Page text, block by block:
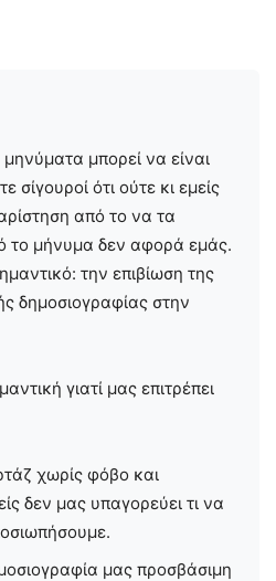
μπορεί να είναι
σίγουροί ότι ούτε κι εμείς
από το να τα
το μήνυμα δεν αφορά εμάς.
την επιβίωση της
δημοσιογραφίας στην
γιατί μας επιτρέπει
χωρίς φόβο και
δεν μας υπαγορεύει τι να
μας προσβάσιμη